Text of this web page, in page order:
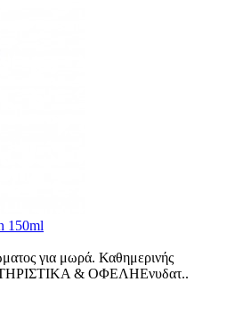
150ml
για μωρά. Καθημερινής
& ΟΦΕΛΗΕνυδατ..